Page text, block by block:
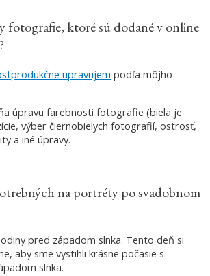
fotografie, ktoré sú dodané v online
upravujem podľa môjho
úpravu farebnosti fotografie (biela je
výber čiernobielych fotografií, ostrosť,
a iné úpravy.
na portréty po svadobnom
pred západom slnka. Tento deň si
aby sme vystihli krásne počasie s
slnka.